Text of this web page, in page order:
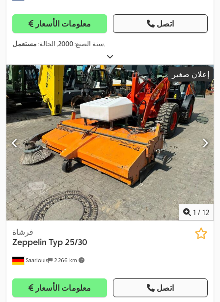
معلومات الأسعار اتصل
سنة الصنع:2000, الحالة: مستعمل ,
إعلان صغير
1 / 12
Saarlouis 2.266 km
فرشاة
Zeppelin Typ 25/30
معلومات الأسعار اتصل